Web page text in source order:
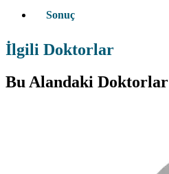
Sonuç
İlgili Doktorlar
Bu Alandaki Doktorlar